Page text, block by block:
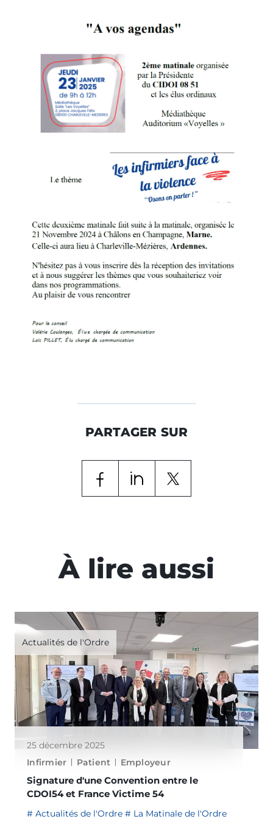
PARTAGER SUR
À lire aussi
Actualités de l'Ordre
25 décembre 2025
Infirmier
Patient Employeur
Signature d'une Convention entre le
CDOI54 et France Victime 54
Actualités de l'Ordre La Matinale de l'Ordre